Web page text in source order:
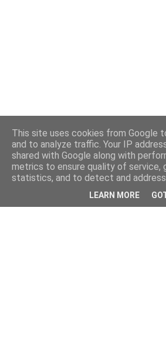
This site uses cookies from Google
and to analyze traffic. Your IP
shared with Google along with
metrics to ensure quality of service,
statistics, and to detect and address
LEARN MORE